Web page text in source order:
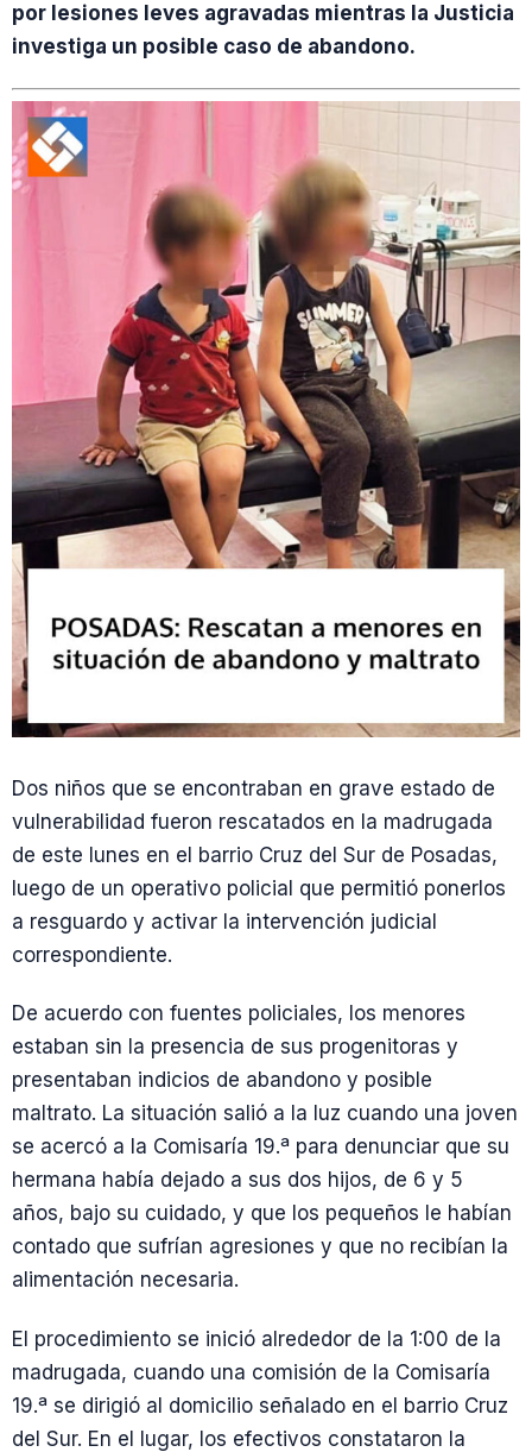
por lesiones leves agravadas mientras la Justicia
investiga un posible caso de abandono.
Dos niños que se encontraban en grave estado de
vulnerabilidad fueron rescatados en la madrugada
de este lunes en el barrio Cruz del Sur de Posadas,
luego de un operativo policial que permitió ponerlos
a resguardo y activar la intervención judicial
correspondiente.
De acuerdo con fuentes policiales, los menores
estaban sin la presencia de sus progenitoras y
presentaban indicios de abandono y posible
maltrato. La situación salió a la luz cuando una joven
se acercó a la Comisaría 19.ª para denunciar que su
hermana había dejado a sus dos hijos, de 6 y 5
años, bajo su cuidado, y que los pequeños le habían
contado que sufrían agresiones y que no recibían la
alimentación necesaria.
El procedimiento se inició alrededor de la 1:00 de la
madrugada, cuando una comisión de la Comisaría
19.ª se dirigió al domicilio señalado en el barrio Cruz
del Sur. En el lugar, los efectivos constataron la